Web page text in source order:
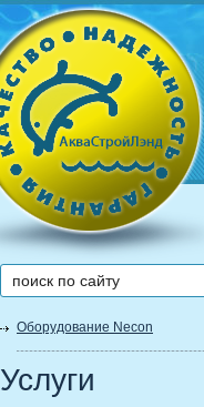
Оборудование Necon
Услуги